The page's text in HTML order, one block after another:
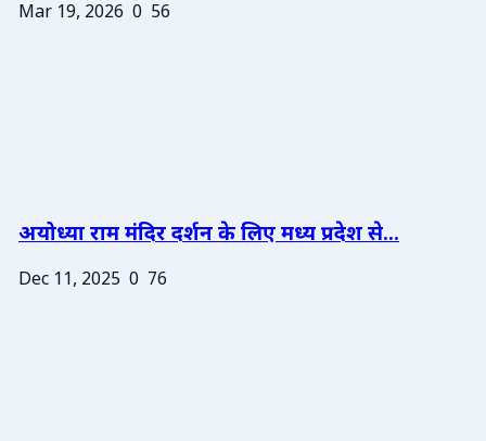
Mar 19, 2026 0 56
अयोध्या राम मंदिर दर्शन के लिए मध्य प्रदेश से...
Dec 11, 2025 0 76